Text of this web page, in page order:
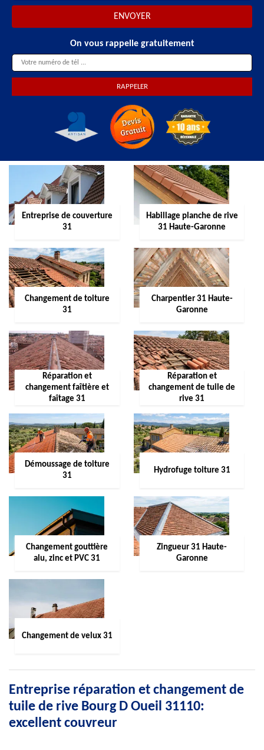
On vous rappelle gratuitement
Entreprise de couverture
31
Habillage planche de rive
31 Haute-Garonne
Changement de toiture
31
Charpentier 31 Haute-
Garonne
Réparation et
changement faîtière et
faîtage 31
Réparation et
changement de tuile de
rive 31
Démoussage de toiture
31
Hydrofuge toiture 31
Changement gouttière
alu, zinc et PVC 31
Zingueur 31 Haute-
Garonne
Changement de velux 31
Entreprise réparation et changement de
tuile de rive Bourg D Oueil 31110:
excellent couvreur